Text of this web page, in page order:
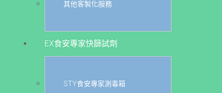
其他客製化服務
EX食安專家快篩試劑
STY食安專家測毒箱